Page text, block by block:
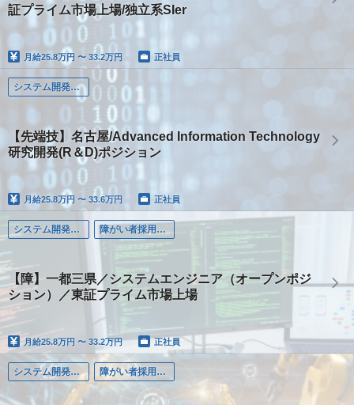
証プライム市場上場/独立系SIer
月給25.8万円 〜 33.2万円 正社員
システム開発（Web・オープン・モバイル系）
【先端技】名古屋/Advanced Information Technology
研究開発(R＆D)ポジション
月給25.8万円 〜 33.6万円 正社員
システム開発（Web・オープン・モバイル系） 障がい者採用（嘱託雇用・有期契約）
【障】一都三県／システムエンジニア（オープンポジ
ション）／東証プライム市場上場
月給25.8万円 〜 33.2万円 正社員
システム開発（Web・オープン・モバイル系） 障がい者採用（嘱託雇用・有期契約）